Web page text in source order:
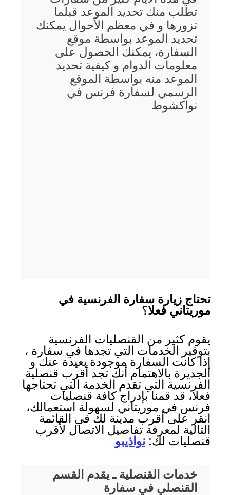
تطلب منك تحديد الموعد قبلما
تزورها و في معظم الأحوال يمكنك
تحديد الموعد بواسطة موقع
السفارة، يمكنك الحصول على
معلومات الدوام و كيفية تحديد
الموعد منه بواسطة الموقع
الرسمي لسفارة فرنس في
نواكشوط
تحتاج زيارة سفارة الفرنسية في
موريتاني فعلا؟
يقوم كثير من القنصليات الفرنسية
بتوفير الخدمات التي تجدها في سفارة ،
إذا كانت السفارة موجودة بعيدة عنك و
الجديرة بالاهتمام أنك تجد أقرب قنصلية
الفرنسية التي تقدم الخدمة التي تحتاجها
فعلا، قد قمنا بإدراج كافة قنصليات
فرنس في موريتاني لسهولة استعمالك،
انقر على أقرب مدينة لك في القائمة
التالية لمعرفة تفاصيل الاتصال لأقرب
قنصليات لك:نواذيبو
خدمات القنصلية ـ يقدم القسم
القنصلي في سفارة